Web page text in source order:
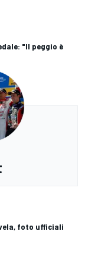
"Il peggio è
foto ufficiali